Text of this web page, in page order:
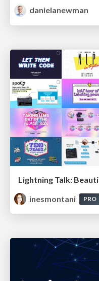
danielanewman
Lightning Talk:
inesmontani
PRO